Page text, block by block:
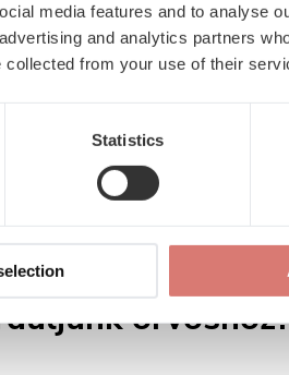
media features and to analyse
and analytics partners
collected from your use of their
Statistics
elindítaniatovábbi
személyes